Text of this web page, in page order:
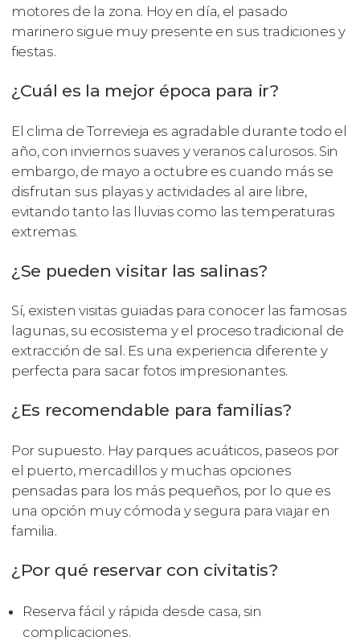
motores de la zona. Hoy en día, el pasado
marinero sigue muy presente en sus tradiciones y
fiestas.
¿Cuál es la mejor época para ir?
El clima de Torrevieja es agradable durante todo el
año, con inviernos suaves y veranos calurosos. Sin
embargo, de mayo a octubre es cuando más se
disfrutan sus playas y actividades al aire libre,
evitando tanto las lluvias como las temperaturas
extremas.
¿Se pueden visitar las salinas?
Sí, existen visitas guiadas para conocer las famosas
lagunas, su ecosistema y el proceso tradicional de
extracción de sal. Es una experiencia diferente y
perfecta para sacar fotos impresionantes.
¿Es recomendable para familias?
Por supuesto. Hay parques acuáticos, paseos por
el puerto, mercadillos y muchas opciones
pensadas para los más pequeños, por lo que es
una opción muy cómoda y segura para viajar en
familia.
¿Por qué reservar con civitatis?
Reserva fácil y rápida desde casa, sin
complicaciones.